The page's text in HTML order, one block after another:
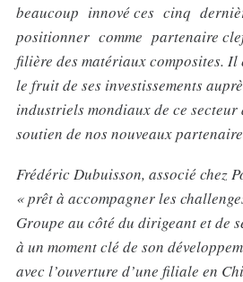
beaucoup innové ces cinq
positionner comme partenaire
filière des matériaux composites. Il
le fruit de ses investissements
industriels mondiaux de ce secteur
soutien de nos nouveaux
Frédéric Dubuisson, associé chez
« prêt à accompagner les
Groupe au côté du dirigeant et de
à un moment clé de son
avec l’ouverture d’une filiale en